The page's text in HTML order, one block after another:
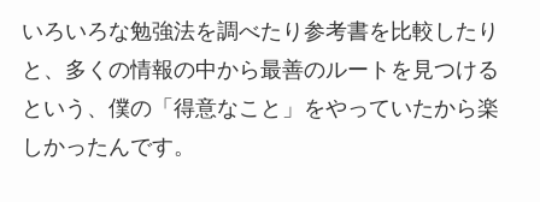
いろいろな勉強法を調べたり参考書を比較したり
と、多くの情報の中から最善のルートを見つける
という、僕の「得意なこと」をやっていたから楽
しかったんです。